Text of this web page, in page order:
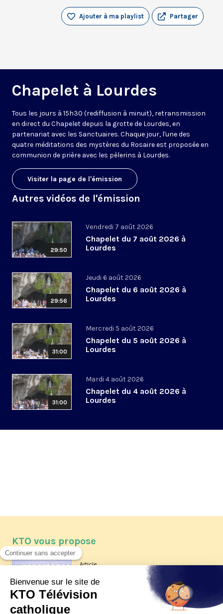
Partager
Ajouter à ma playlist
Chapelet à Lourdes
Tous les jours à 15h30 (rediffusion à minuit), retransmission
en direct du Chapelet depuis la grotte de Lourdes, en
partenariat avec les Sanctuaires. Chaque jour, l'une des
quatre méditations des mystères du Rosaire est proposée en
communion de prière avec les pèlerins à Lourdes.
Visiter la page de l'émission
Autres vidéos de l'émission
29:50
Vendredi 7 août 2026
Chapelet du 7 août 2026 à
Lourdes
29:56
Jeudi 6 août 2026
Chapelet du 6 août 2026 à
Lourdes
31:00
Mercredi 5 août 2026
Chapelet du 5 août 2026 à
Lourdes
31:00
Mardi 4 août 2026
Chapelet du 4 août 2026 à
Lourdes
KTO vous propose
Article
Les reportages d'été 2026 de KTO